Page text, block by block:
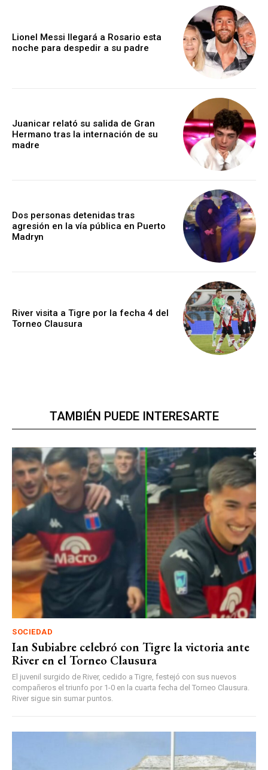
Lionel Messi llegará a Rosario esta
noche para despedir a su padre
Juanicar relató su salida de Gran
Hermano tras la internación de su
madre
Dos personas detenidas tras
agresión en la vía pública en Puerto
Madryn
River visita a Tigre por la fecha 4 del
Torneo Clausura
TAMBIÉN PUEDE INTERESARTE
SOCIEDAD
Ian Subiabre celebró con Tigre la victoria ante
River en el Torneo Clausura
El juvenil surgido de River, cedido a Tigre, festejó con sus nuevos
compañeros el triunfo por 1-0 en la cuarta fecha del Torneo Clausura.
River sigue sin sumar puntos.